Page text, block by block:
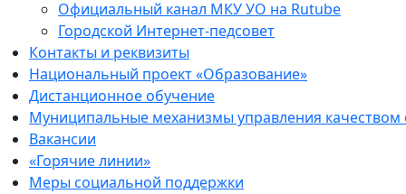
Официальный канал МКУ УО на Rutube
Городской Интернет-педсовет
Контакты и реквизиты
Национальный проект «Образование»
Дистанционное обучение
Муниципальные механизмы управления качеством
Вакансии
«Горячие линии»
Меры социальной поддержки